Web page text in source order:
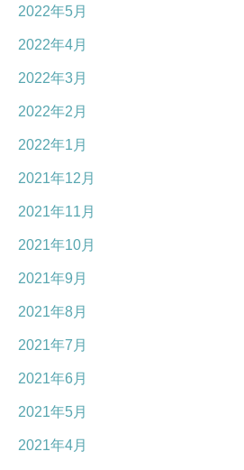
2022年5月
2022年4月
2022年3月
2022年2月
2022年1月
2021年12月
2021年11月
2021年10月
2021年9月
2021年8月
2021年7月
2021年6月
2021年5月
2021年4月